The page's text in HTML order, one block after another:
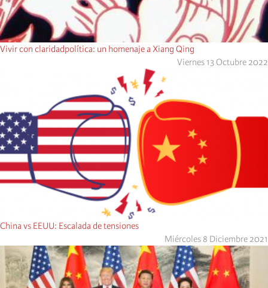
Vivir con claridadpolítica: un homenaje a Xiang Qing
Viernes 13 Octubre 2022
China vs EEUU: Escalada de tensiones
Miércoles 8 Diciembre 2021